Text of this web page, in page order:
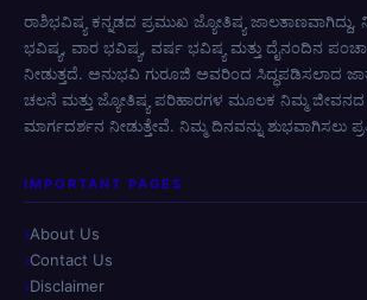
ರಾಶಿಭವಿಷ್ಯ ಕನ್ನಡದ ಪ್ರಮುಖ ಜ್ಯೋತಿಷ್ಯ
ಭವಿಷ್ಯ, ವಾರ ಭವಿಷ್ಯ, ವರ್ಷ ಭವಿಷ್ಯ ಮತ್ತು ದೈನಂದಿನ
ನೀಡುತ್ತದೆ. ಅನುಭವಿ ಗುರೂಜಿ ಅವರಿಂದ ಸಿದ್ಧಪಡಿಸಲಾದ
ಚಲನೆ ಮತ್ತು ಜ್ಯೋತಿಷ್ಯ ಪರಿಹಾರಗಳ ಮೂಲಕ ನಿಮ್ಮ ಜೀವನದ
ಮಾರ್ಗದರ್ಶನ ನೀಡುತ್ತೇವೆ. ನಿಮ್ಮ ದಿನವನ್ನು ಶುಭವಾಗಿಸಲು
IMPORTANT PAGES
About Us
Contact Us
Disclaimer